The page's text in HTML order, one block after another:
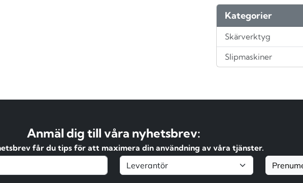
Kategorier
Skärverktyg
Slipmaskiner
Anmäl dig till våra nyhetsbrev:
får du tips för att maximera din användning av våra tjänster.